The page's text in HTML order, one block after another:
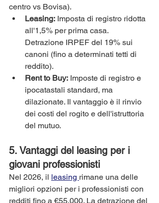
centro vs Bovisa).
Leasing: Imposta di registro ridotta
all'1,5% per prima casa.
Detrazione IRPEF del 19% sui
canoni (fino a determinati tetti di
reddito).
Rent to Buy: Imposte di registro e
ipocatastali standard, ma
dilazionate. Il vantaggio è il rinvio
dei costi del rogito e dell'istruttoria
del mutuo.
5. Vantaggi del leasing per i
giovani professionisti
Nel 2026, il leasing rimane una delle
migliori opzioni per i professionisti con
redditi fino a €55.000. La detrazione del